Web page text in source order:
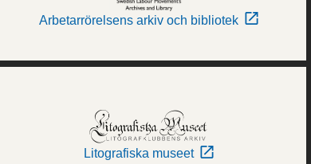
Arbetarrörelsens arkiv och bibliotek
Litografiska museet